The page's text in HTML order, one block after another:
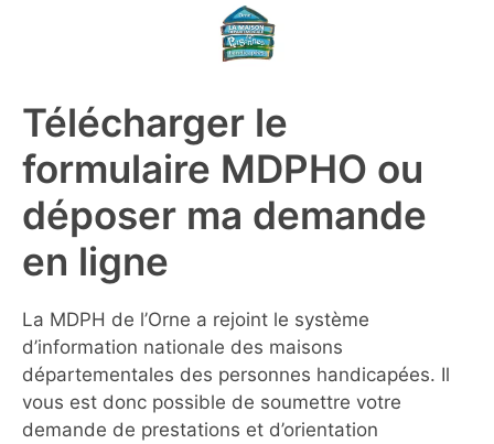
Télécharger le
formulaire MDPHO ou
déposer ma demande
en ligne
La MDPH de l’Orne a rejoint le système
d’information nationale des maisons
départementales des personnes handicapées. Il
vous est donc possible de soumettre votre
demande de prestations et d’orientation